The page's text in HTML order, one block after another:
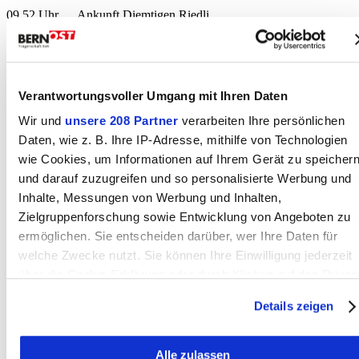
Verantwortungsvoller Umgang mit Ihren Daten
Wir und unsere 208 Partner verarbeiten Ihre persönlichen
Daten, wie z. B. Ihre IP-Adresse, mithilfe von Technologien
wie Cookies, um Informationen auf Ihrem Gerät zu speichern
und darauf zuzugreifen und so personalisierte Werbung und
Inhalte, Messungen von Werbung und Inhalten,
Zielgruppenforschung sowie Entwicklung von Angeboten zu
ermöglichen. Sie entscheiden darüber, wer Ihre Daten für
welche Zwecke nutzt. Sie können Ihre Einwilligung jederzeit
Informationen über Ihre geografische Lage erfassen,
Details zeigen
Alle zulassen
09.52 Uhr Ankunft Diemtigen Riedli
Startkaffee
20 Minuten Weg zur Alp Schwarzenberg
Mittagessen
15.00 Uhr wir machen uns auf den Heimweg
(Retour fahren alle mit der Sesselbahn)
16.01 Uhr Abfahrt ab Diemtigen Riedli
17.36 Uhr Ankunft in Grosshöchstetten